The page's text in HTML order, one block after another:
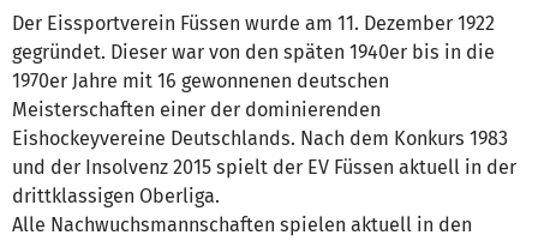
Der Eissportverein Füssen wurde am 11. Dezember 1922
gegründet. Dieser war von den späten 1940er bis in die
1970er Jahre mit 16 gewonnenen deutschen
Meisterschaften einer der dominierenden
Eishockeyvereine Deutschlands. Nach dem Konkurs 1983
und der Insolvenz 2015 spielt der EV Füssen aktuell in der
drittklassigen Oberliga.
Alle Nachwuchsmannschaften spielen aktuell in den